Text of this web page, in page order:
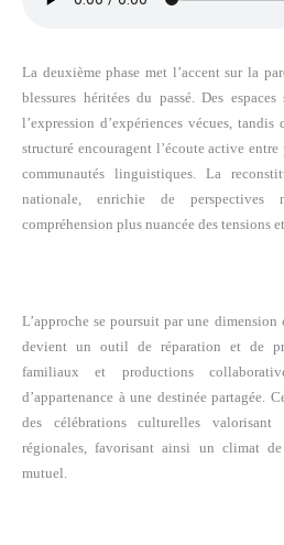
La deuxième phase met l’accent sur la
blessures héritées du passé. Des
l’expression d’expériences vécues,
structuré encouragent l’écoute active
communautés linguistiques. La
nationale, enrichie de
compréhension plus nuancée des tensions
L’approche se poursuit par une
devient un outil de réparation et de
familiaux et productions
d’appartenance à une destinée partagée.
des célébrations culturelles
régionales, favorisant ainsi un climat de
mutuel.